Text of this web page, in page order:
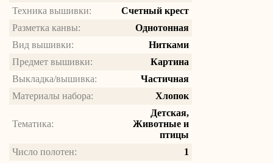
Техника вышивки:
Счетный крест
Разметка канвы:
Однотонная
Вид вышивки:
Нитками
Предмет вышивки:
Картина
Выкладка/вышивка:
Частичная
Материалы набора:
Хлопок
Тематика:
Детская,
Животные и
птицы
Число полотен:
1